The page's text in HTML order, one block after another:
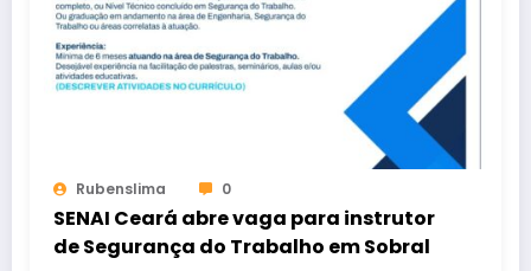
Rubenslima 0
SENAI Ceará abre vaga para instrutor
de Segurança do Trabalho em Sobral